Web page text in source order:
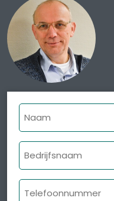
Naam
Bedrijfsnaam
Telefoonnummer